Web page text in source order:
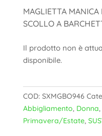
MAGLIETTA
SCOLLO A
Il prodotto non è
disponibile.
COD: SXMGBO946
Abbigliamento, Donna,
Primavera/Estate,